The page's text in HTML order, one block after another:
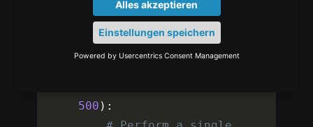
val_acc, test_acc
# Train the model for 500
500 ) :